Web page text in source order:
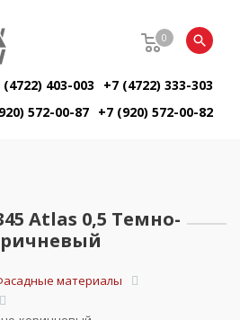
0
(4722) 403-003
+7 (4722) 333-303
572-00-87 +7 (920) 572-00-82
Atlas 0,5 Темно-
материалы